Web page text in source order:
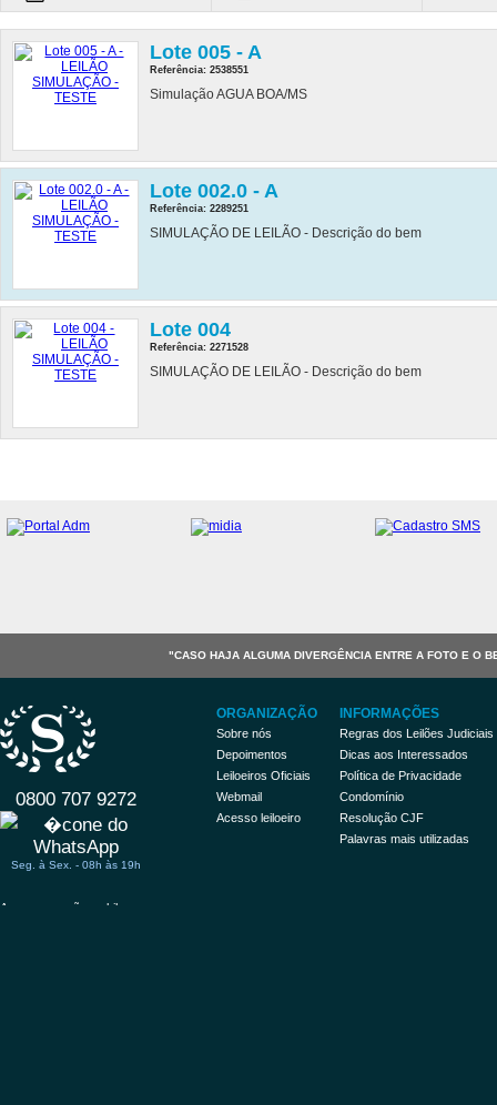
Lote 005 - A
Referência: 2538551
Simulação AGUA BOA/MS
Lote 002.0 - A
Referência: 2289251
SIMULAÇÃO DE LEILÃO - Descrição do bem
Lote 004
Referência: 2271528
SIMULAÇÃO DE LEILÃO - Descrição do bem
"CASO HAJA ALGUMA DIVERGÊNCIA ENTRE A FOTO E O
0800 707 9272
Seg. à Sex. - 08h às 19h
Acessar versão mobile
ORGANIZAÇÃO
Sobre nós
Depoimentos
Leiloeiros Oficiais
Webmail
Acesso leiloeiro
INFORMAÇÕES
Regras dos Leilões Judiciais
Dicas aos Interessados
Política de Privacidade
Condomínio
Resolução CJF
Palavras mais utilizadas